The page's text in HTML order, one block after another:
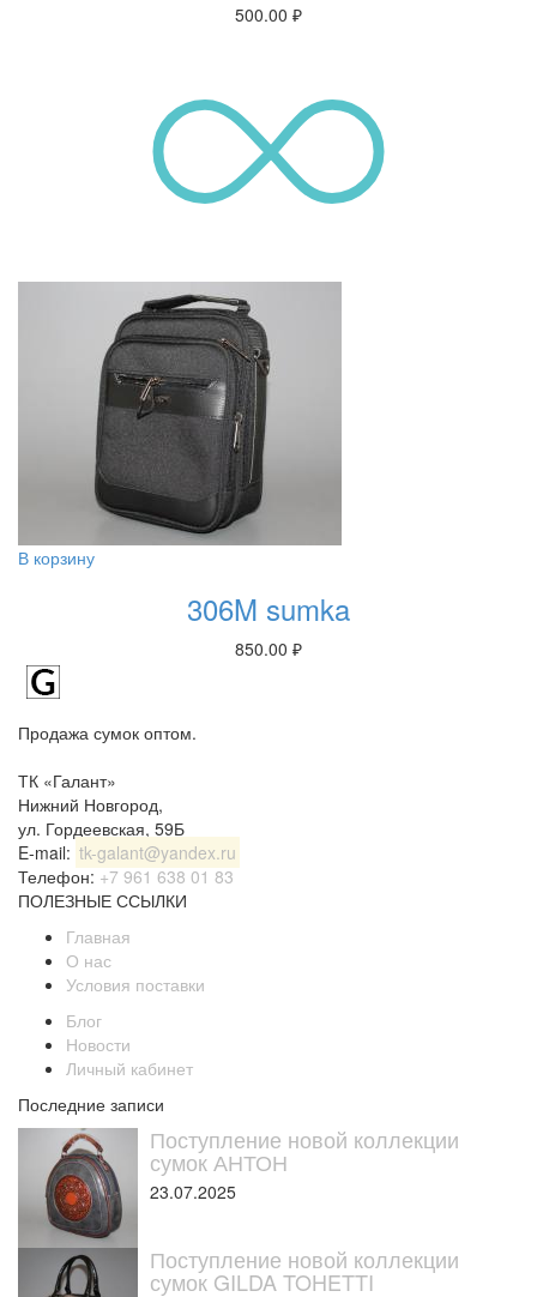
500.00 ₽
В корзину
306M sumka
850.00 ₽
Продажа сумок оптом.
ТК «Галант»
Нижний Новгород,
ул. Гордеевская, 59Б
E-mail: tk-galant@yandex.ru
Телефон: +7 961 638 01 83
ПОЛЕЗНЫЕ ССЫЛКИ
Главная
О нас
Условия поставки
Блог
Новости
Личный кабинет
Последние записи
Поступление новой коллекции
сумок АНТОН
23.07.2025
Поступление новой коллекции
сумок GILDA TOHETTI